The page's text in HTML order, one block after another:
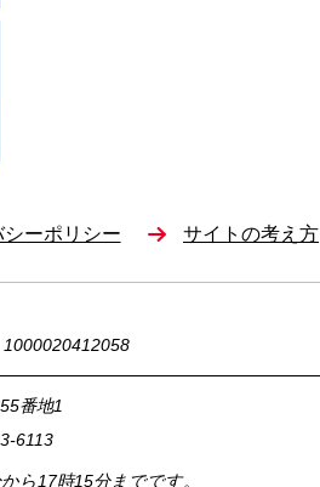
シーポリシー サイトの考え方
番地1
6113
ら17時15分までです。